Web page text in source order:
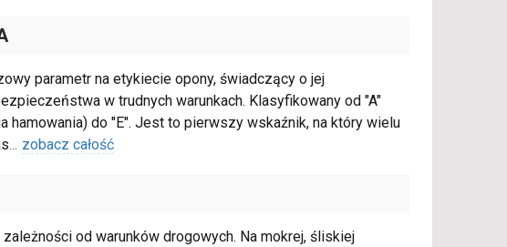
parametr na etykiecie opony, świadczący o jej
w trudnych warunkach. Klasyfikowany od "A"
hamowania) do "E". Jest to pierwszy wskaźnik, na który wielu
... zobacz całość
od warunków drogowych. Na mokrej, śliskiej